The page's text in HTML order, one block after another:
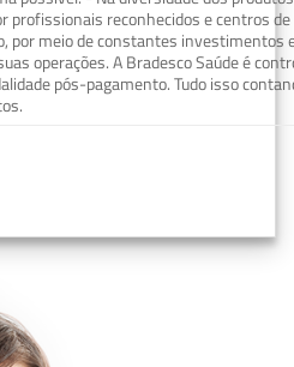
profissionais reconhecidos e centros
por meio de constantes investimentos
operações. A Bradesco Saúde é
pós-pagamento. Tudo isso